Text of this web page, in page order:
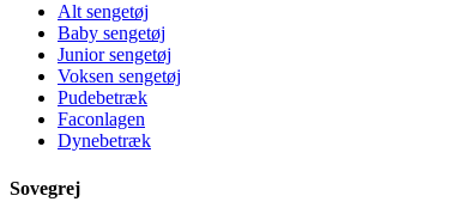
Alt sengetøj
Baby sengetøj
Junior sengetøj
Voksen sengetøj
Pudebetræk
Faconlagen
Dynebetræk
Sovegrej